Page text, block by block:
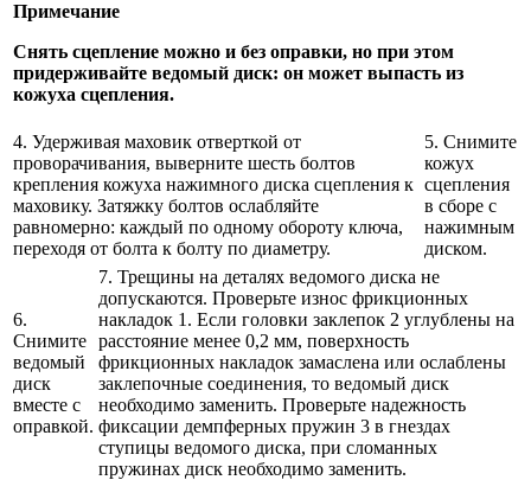
Примечание
Снять сцепление можно и без оправки, но при этом
придерживайте ведомый диск: он может выпасть из
кожуха сцепления.
4. Удерживая маховик отверткой от
проворачивания, выверните шесть болтов
крепления кожуха нажимного диска сцепления к
маховику. Затяжку болтов ослабляйте
равномерно: каждый по одному обороту ключа,
переходя от болта к болту по диаметру.
5. Снимите
кожух
сцепления
в сборе с
нажимным
диском.
6.
Снимите
ведомый
диск
вместе с
оправкой.
7. Трещины на деталях ведомого диска не
допускаются. Проверьте износ фрикционных
накладок 1. Если головки заклепок 2 углублены на
расстояние менее 0,2 мм, поверхность
фрикционных накладок замаслена или ослаблены
заклепочные соединения, то ведомый диск
необходимо заменить. Проверьте надежность
фиксации демпферных пружин 3 в гнездах
ступицы ведомого диска, при сломанных
пружинах диск необходимо заменить.